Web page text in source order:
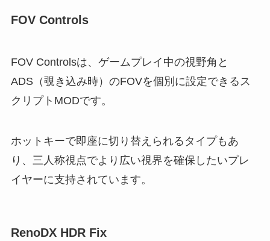
FOV Controls
FOV Controlsは、ゲームプレイ中の視野角と
ADS（覗き込み時）のFOVを個別に設定できるス
クリプトMODです。
ホットキーで即座に切り替えられるタイプもあ
り、三人称視点でより広い視界を確保したいプレ
イヤーに支持されています。
RenoDX HDR Fix